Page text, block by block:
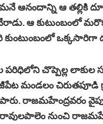
ఆనందాన్ని ఆ తల్లికి
ఆ కుటుంబంలో
కుంటుంబంలో
పరిధిలోని చొప్పెల్ల
మండలం చిరుతపూడి
రాజమహేంద్రవరం వైపు
నుంచి